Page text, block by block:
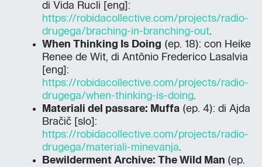
di Vida Rucli [eng]:
https://robidacollective.com/projects/radio-
drugega/braching-in-branching-out.
When Thinking Is Doing (ep. 18): con Heike
Renee de Wit, di Antônio Frederico Lasalvia
[eng]:
https://robidacollective.com/projects/radio-
drugega/when-thinking-is-doing.
Materiali del passare: Muffa (ep. 4): di Ajda
Bračič [slo]:
https://robidacollective.com/projects/radio-
drugega/materiali-minevanja.
Bewilderment Archive: The Wild Man (ep.